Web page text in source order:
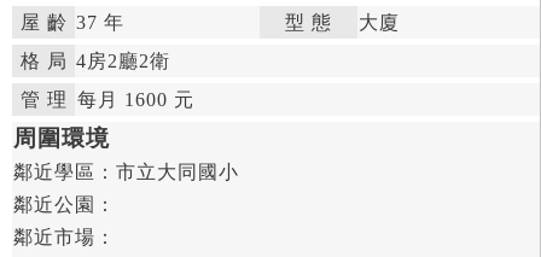
屋 齡 37 年 型 態 大廈
格 局 4房2廳2衛
管 理 每月 1600 元
周圍環境
鄰近學區： 市立大同國小
鄰近公園：
鄰近市場：